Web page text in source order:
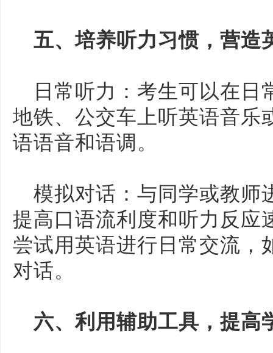
五、培养听力习惯，营造
日常听力：考生可以在
地铁、公交车上听英语音乐
语语音和语调。
模拟对话：与同学或教师
提高口语流利度和听力反应
尝试用英语进行日常交流，
对话。
六、利用辅助工具，提高